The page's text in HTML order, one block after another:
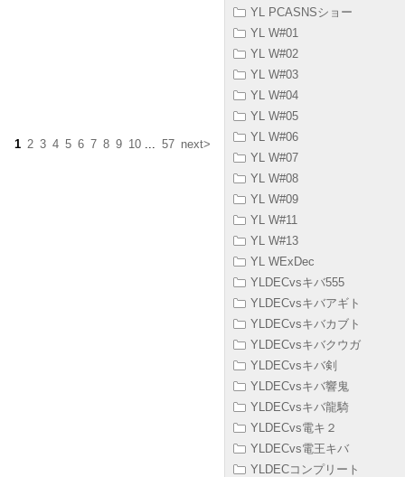
1 2 3 4 5 6 7 8 9 10 ... 57 next>
YL PCASNSショー
YL W#01
YL W#02
YL W#03
YL W#04
YL W#05
YL W#06
YL W#07
YL W#08
YL W#09
YL W#11
YL W#13
YL WExDec
YLDECvsキバ555
YLDECvsキバアギト
YLDECvsキバカブト
YLDECvsキバクウガ
YLDECvsキバ剣
YLDECvsキバ響鬼
YLDECvsキバ龍騎
YLDECvs電キ２
YLDECvs電王キバ
YLDECコンプリート